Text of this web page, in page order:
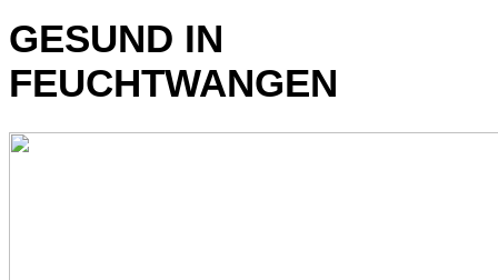
GESUND IN
FEUCHTWANGEN